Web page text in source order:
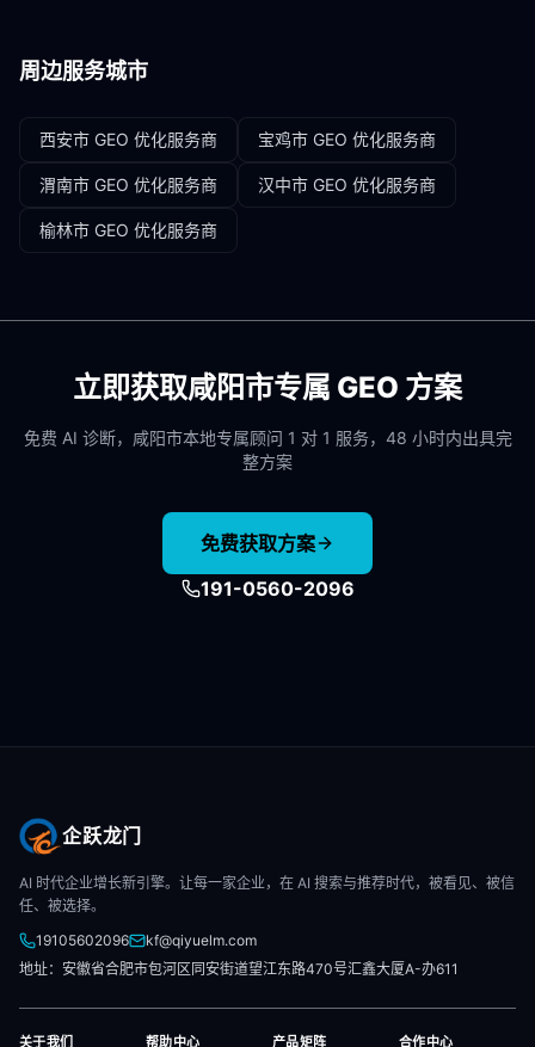
周边服务城市
西安市 GEO 优化服务商 宝鸡市 GEO 优化服务商
渭南市 GEO 优化服务商 汉中市 GEO 优化服务商
榆林市 GEO 优化服务商
立即获取咸阳市专属 GEO 方案
免费 AI 诊断， 咸阳市本地专属顾问 1 对 1 服务，48 小时内出具完
整方案
免费获取方案
191-0560-2096
企跃龙门
AI 时代企业增长新引擎。让每一家企业，在 AI 搜索与推荐时代，被看见、被信
任、被选择。
19105602096
kf@qiyuelm.com
地址：安徽省合肥市包河区同安街道望江东路470号汇鑫大厦A-办611
关于我们 帮助中心 产品矩阵 合作中心